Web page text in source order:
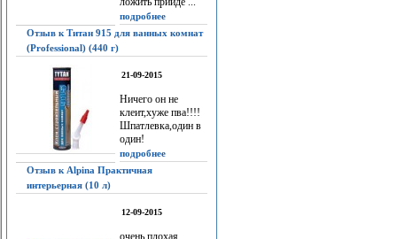
подробнее
Отзыв к Титан 915 для ванных комнат
(Professional) (440 г)
21-09-2015
Ничего он не
клеит,хуже пва!!!!
Шпатлевка,один в
один!
подробнее
Отзыв к Alpina Практичная
интерьерная (10 л)
12-09-2015
очень плохая